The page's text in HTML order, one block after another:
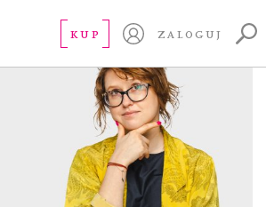
KUP ZALOGUJ